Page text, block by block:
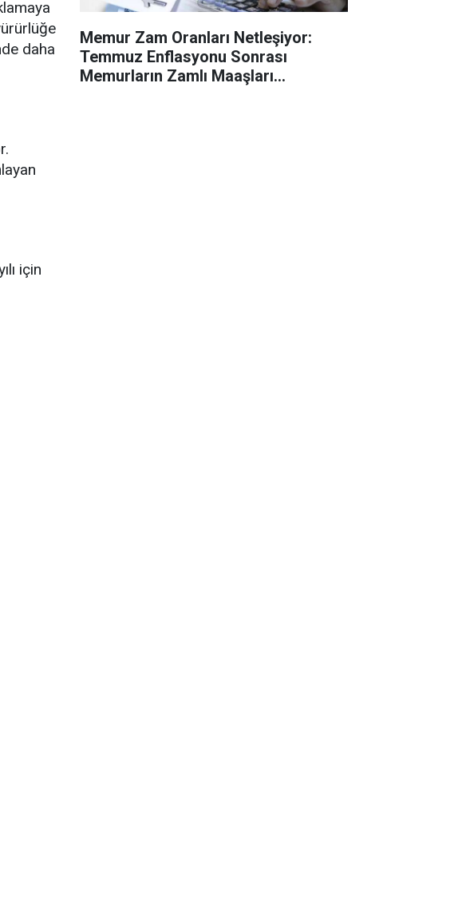
daha
için
Memur Zam Oranları Netleşiyor:
Temmuz Enflasyonu Sonrası
Memurların Zamlı Maaşları